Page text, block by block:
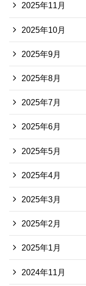
2025年11月
2025年10月
2025年9月
2025年8月
2025年7月
2025年6月
2025年5月
2025年4月
2025年3月
2025年2月
2025年1月
2024年11月